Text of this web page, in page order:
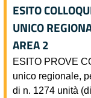
ESITO
UNICO
AREA 2
ESITO PROVE
unico regionale,
di n. 1274 unità